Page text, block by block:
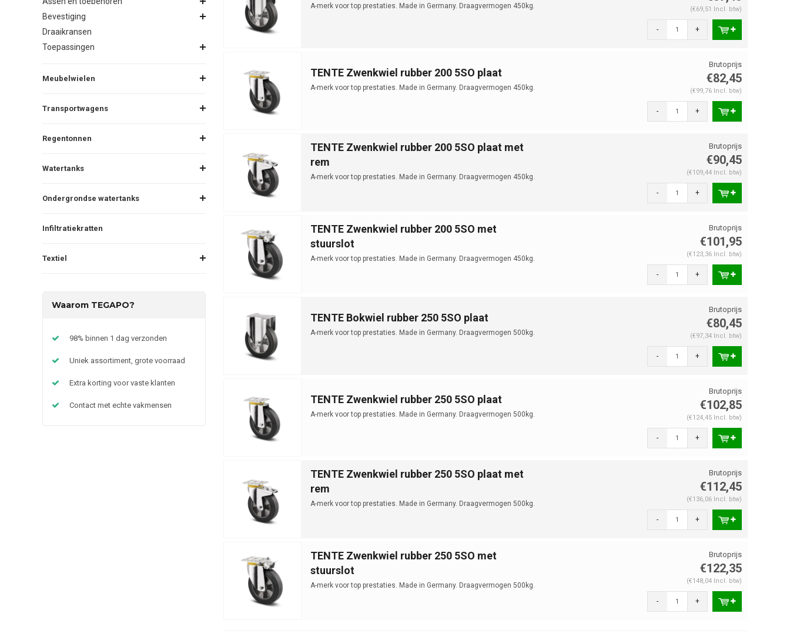
Bevestiging
Draaikransen
Toepassingen
Meubelwielen
Transportwagens
Regentonnen
Watertanks
Ondergrondse watertanks
Infiltratiekratten
Textiel
Waarom TEGAPO?
98% binnen 1 dag verzonden
Uniek assortiment, grote voorraad
Extra korting voor vaste klanten
Contact met echte vakmensen
A-merk voor top prestaties. Made in Germany. Draagvermogen 450kg. (€69,51 Incl. btw)
- +
TENTE Zwenkwiel rubber 200 5SO plaat
A-merk voor top prestaties. Made in Germany. Draagvermogen 450kg.
€82,45
(€99,76 Incl. btw)
- +
TENTE Zwenkwiel rubber 200 5SO plaat met
rem
A-merk voor top prestaties. Made in Germany. Draagvermogen 450kg.
€90,45
(€109,44 Incl. btw)
- +
TENTE Zwenkwiel rubber 200 5SO met
stuurslot
A-merk voor top prestaties. Made in Germany. Draagvermogen 450kg.
€101,95
(€123,36 Incl. btw)
- +
TENTE Bokwiel rubber 250 5SO plaat
A-merk voor top prestaties. Made in Germany. Draagvermogen 500kg.
€80,45
(€97,34 Incl. btw)
- +
TENTE Zwenkwiel rubber 250 5SO plaat
A-merk voor top prestaties. Made in Germany. Draagvermogen 500kg.
€102,85
(€124,45 Incl. btw)
- +
TENTE Zwenkwiel rubber 250 5SO plaat met
rem
A-merk voor top prestaties. Made in Germany. Draagvermogen 500kg.
€112,45
(€136,06 Incl. btw)
- +
TENTE Zwenkwiel rubber 250 5SO met
stuurslot
A-merk voor top prestaties. Made in Germany. Draagvermogen 500kg.
€122,35
(€148,04 Incl. btw)
- +